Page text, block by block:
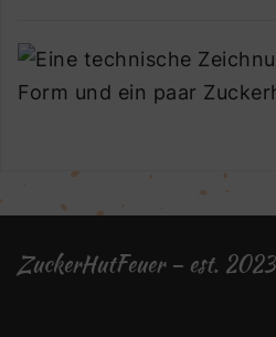
ZuckerHutFeuer – est. 2023